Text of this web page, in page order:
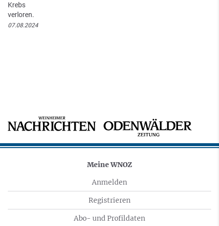
Krebs
verloren.
07.08.2024
Meine WNOZ
Anmelden
Registrieren
Abo- und Profildaten